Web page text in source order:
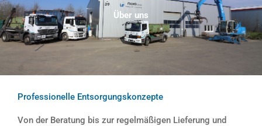
Über uns
Professionelle Entsorgungskonzepte
Von der Beratung bis zur regelmäßigen Lieferung und